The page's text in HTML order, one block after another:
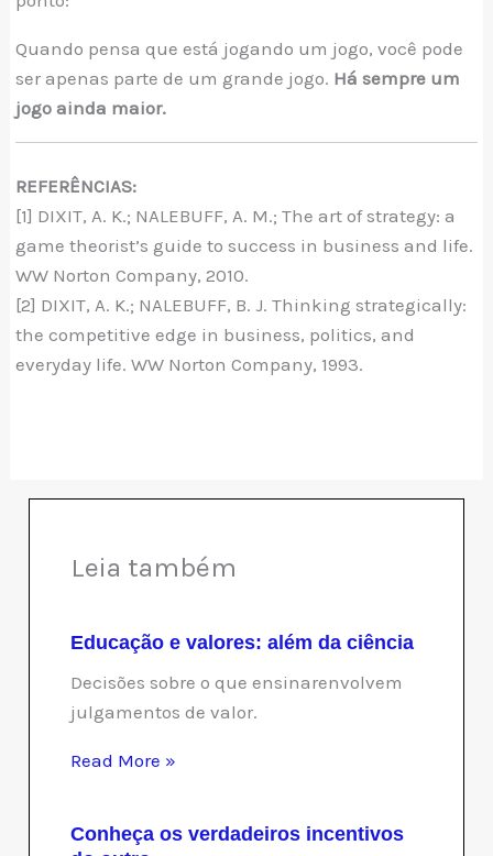
Quando pensa que está jogando um jogo, você pode
ser apenas parte de um grande jogo. Há sempre um
jogo ainda maior.
REFERÊNCIAS:
[1] DIXIT, A. K.; NALEBUFF, A. M.; The art of strategy: a
game theorist’s guide to success in business and life.
WW Norton Company, 2010.
[2] DIXIT, A. K.; NALEBUFF, B. J. Thinking strategically:
the competitive edge in business, politics, and
everyday life. WW Norton Company, 1993.
Leia também
Educação e valores: além da ciência
Decisões sobre o que ensinarenvolvem
julgamentos de valor.
Read More »
Conheça os verdadeiros incentivos